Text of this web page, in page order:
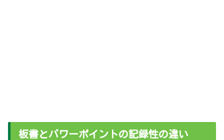
板書とパワーポイントの記録性の違い